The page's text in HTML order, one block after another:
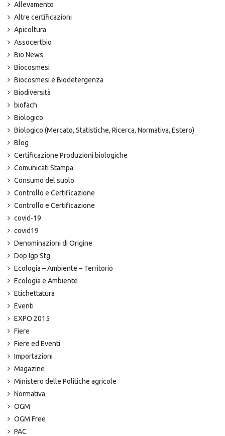
Allevamento
Altre certificazioni
Apicoltura
Assocertbio
Bio News
Biocosmesi
Biocosmesi e Biodetergenza
Biodiversità
biofach
Biologico
Biologico (Mercato, Statistiche, Ricerca, Normativa, Estero)
Blog
Certificazione Produzioni biologiche
Comunicati Stampa
Consumo del suolo
Controllo e Certificazione
Controllo e Certificazione
covid-19
covid19
Denominazioni di Origine
Dop Igp Stg
Ecologia – Ambiente – Territorio
Ecologia e Ambiente
Etichettatura
Eventi
EXPO 2015
Fiere
Fiere ed Eventi
Importazioni
Magazine
Ministero delle Politiche agricole
Normativa
OGM
OGM Free
PAC